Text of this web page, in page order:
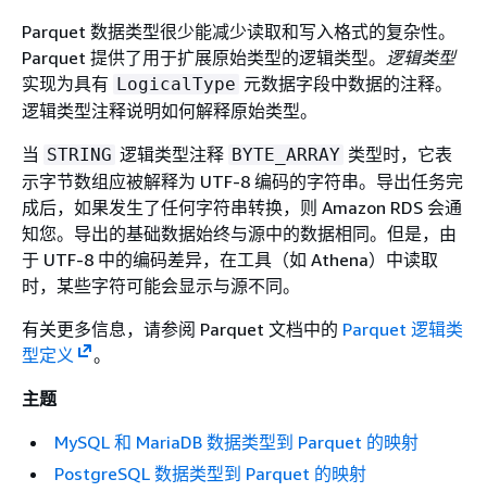
Parquet 数据类型很少能减少读取和写入格式的复杂性。
Parquet 提供了用于扩展原始类型的逻辑类型。 逻辑类型
实现为具有 LogicalType 元数据字段中数据的注释。
逻辑类型注释说明如何解释原始类型。
当 STRING 逻辑类型注释 BYTE_ARRAY 类型时，它表
示字节数组应被解释为 UTF-8 编码的字符串。导出任务完
成后，如果发生了任何字符串转换，则 Amazon RDS 会通
知您。导出的基础数据始终与源中的数据相同。但是，由
于 UTF-8 中的编码差异，在工具（如 Athena）中读取
时，某些字符可能会显示与源不同。
有关更多信息，请参阅 Parquet 文档中的 Parquet 逻辑类
型定义
。
主题
MySQL 和 MariaDB 数据类型到 Parquet 的映射
PostgreSQL 数据类型到 Parquet 的映射